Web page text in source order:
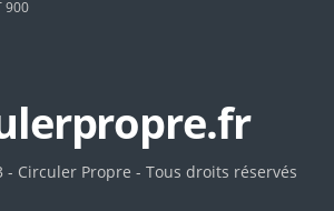
900
- Circuler Propre - Tous droits réservés